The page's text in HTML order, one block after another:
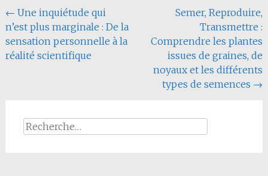
Navigation
de
l'article
← Une inquiétude qui
n’est plus marginale : De la
sensation personnelle à la
réalité scientifique
Semer, Reproduire,
Transmettre :
Comprendre les plantes
issues de graines, de
noyaux et les différents
types de semences →
Rechercher :